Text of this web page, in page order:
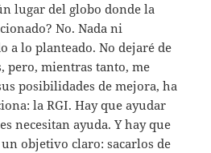
lugar del globo donde la
No. Nada ni
a lo planteado. No dejaré de
pero, mientras tanto, me
posibilidades de mejora, ha
la RGI. Hay que ayudar
necesitan ayuda. Y hay que
objetivo claro: sacarlos de